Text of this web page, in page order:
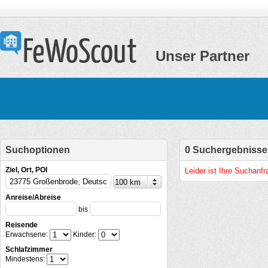
Unser Partner
Suchoptionen
Ziel, Ort, POI
Anreise/Abreise
bis
Reisende
Erwachsene:
Kinder:
Schlafzimmer
Mindestens:
0 Suchergebnisse
Leider ist Ihre